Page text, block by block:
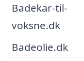
Badekar-til-
voksne.dk
Badeolie.dk